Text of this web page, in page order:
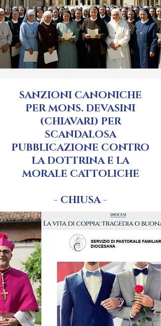
SANZIONI CANONICHE
PER MONS. DEVASINI
(CHIAVARI) PER
SCANDALOSA
PUBBLICAZIONE CONTRO
LA DOTTRINA E LA
MORALE CATTOLICHE
- CHIUSA -